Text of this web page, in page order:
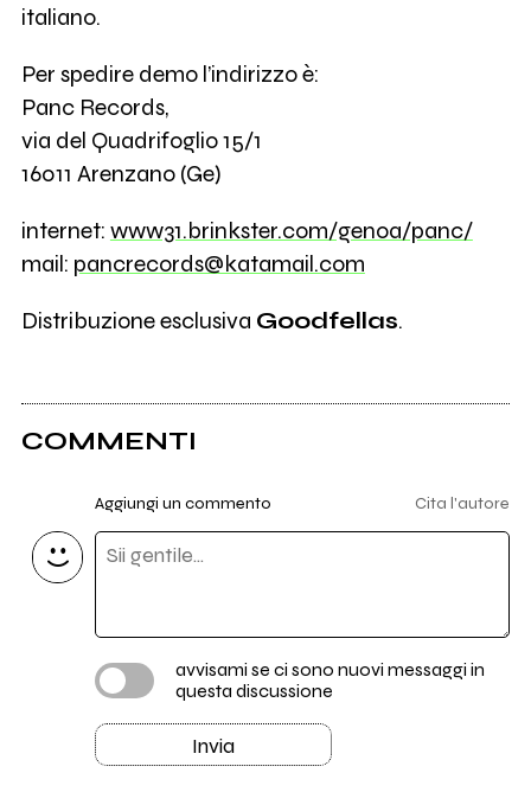
italiano.
Per spedire demo l’indirizzo è:
Panc Records,
via del Quadrifoglio 15/1
16011 Arenzano (Ge)
internet: www31.brinkster.com/genoa/panc/
mail: pancrecords@katamail.com
Distribuzione esclusiva Goodfellas.
COMMENTI
Aggiungi un commento Cita l'autore
avvisami se ci sono nuovi messaggi in
questa discussione
Invia